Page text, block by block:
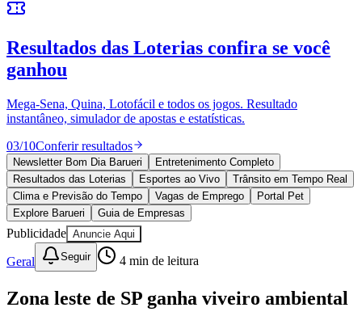
Anuncie no Portal
Cadastrar Empresa
Divulgar Vagas
Política
Esportes
Saúde
Segurança
Cultura
Meio Ambiente
Obras
Educação
Bairros de Barueri
Selecione sua regiãoPara notícias da sua região
Resultados das Loterias confira se você
ganhou
Mega-Sena, Quina, Lotofácil e todos os jogos. Resultado
instantâneo, simulador de apostas e estatísticas.
03/10Conferir resultados
Newsletter Bom Dia Barueri
Entretenimento Completo
Resultados das Loterias
Esportes ao Vivo
Trânsito em Tempo Real
Clima e Previsão do Tempo
Vagas de Emprego
Portal Pet
Explore Barueri
Guia de Empresas
Publicidade Anuncie Aqui
Geral Seguir 4 min de leitura
Zona leste de SP ganha viveiro ambiental